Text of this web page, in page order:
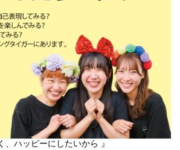
、ハッピーにしたいから 』